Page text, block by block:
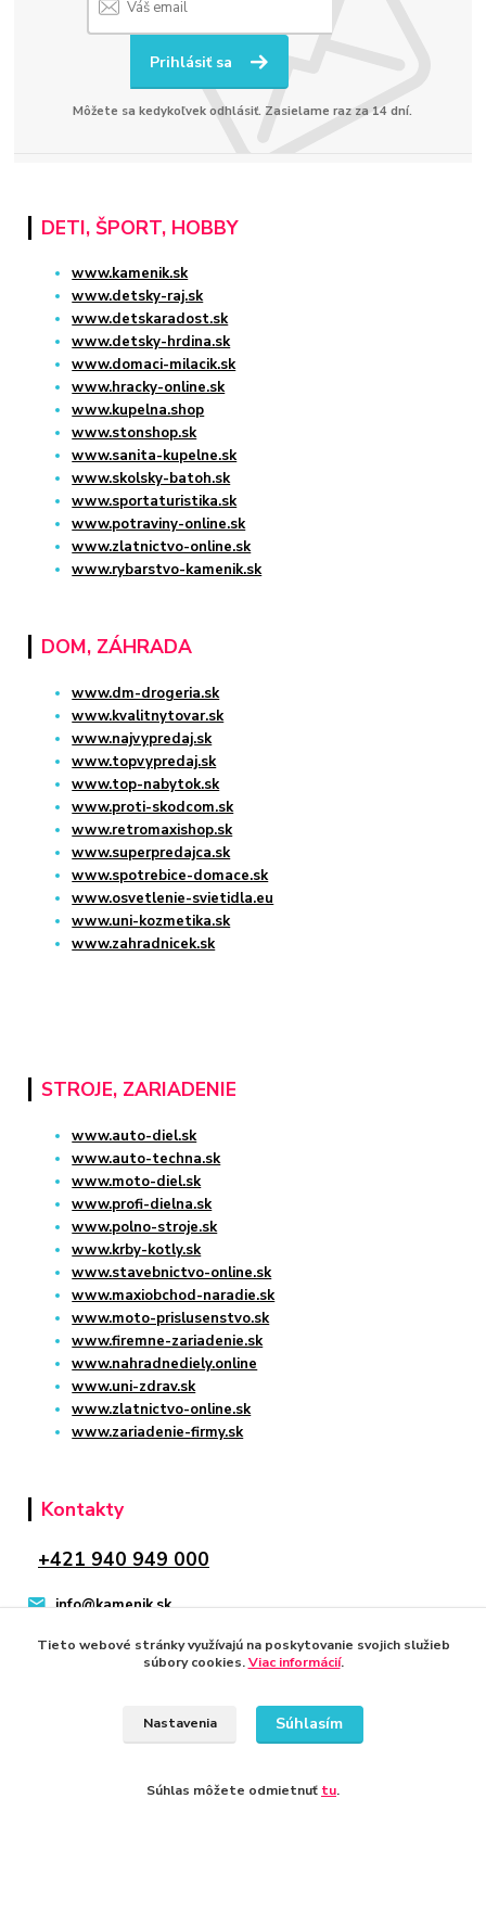
Prihlásiť sa
Môžete sa kedykoľvek odhlásiť. Zasielame raz za 14 dní.
DETI, ŠPORT, HOBBY
www.kamenik.sk
www.detsky-raj.sk
www.detskaradost.sk
www.detsky-hrdina.sk
www.domaci-milacik.sk
www.hracky-online.sk
www.kupelna.shop
www.stonshop.sk
www.sanita-kupelne.sk
www.skolsky-batoh.sk
www.sportaturistika.sk
www.potraviny-online.sk
www.zlatnictvo-online.sk
www.rybarstvo-kamenik.sk
DOM, ZÁHRADA
www.dm-drogeria.sk
www.kvalitnytovar.sk
www.najvypredaj.sk
www.topvypredaj.sk
www.top-nabytok.sk
www.proti-skodcom.sk
www.retromaxishop.sk
www.superpredajca.sk
www.spotrebice-domace.sk
www.osvetlenie-svietidla.eu
www.uni-kozmetika.sk
www.zahradnicek.sk
STROJE, ZARIADENIE
www.auto-diel.sk
www.auto-techna.sk
www.moto-diel.sk
www.profi-dielna.sk
www.polno-stroje.sk
www.krby-kotly.sk
www.stavebnictvo-online.sk
www.maxiobchod-naradie.sk
www.moto-prislusenstvo.sk
www.firemne-zariadenie.sk
www.nahradnediely.online
www.uni-zdrav.sk
www.zlatnictvo-online.sk
www.zariadenie-firmy.sk
Kontakty
+421 940 949 000
info@kamenik.sk
Vytvorené na
Tieto webové stránky využívajú na poskytovanie svojich služieb
súbory cookies.Viac informácií.
Nastavenia Súhlasím
Súhlas môžete odmietnuť tu.